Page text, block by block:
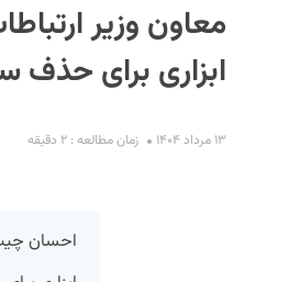
معاون وزیر
ابزاری برای حذف
۱۳ مرداد ۱۴۰۴ زمان مطالعه : ۲ دقیقه
احسان